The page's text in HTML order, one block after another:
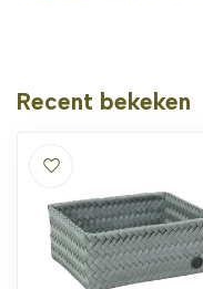
Recent bekeken